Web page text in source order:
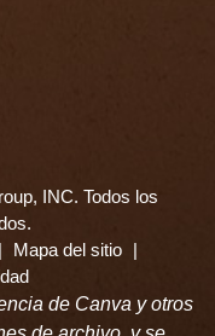
INC. Todos los
| Mapa del sitio |
de Canva y otros